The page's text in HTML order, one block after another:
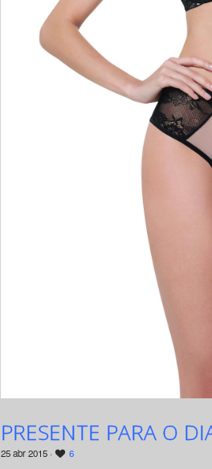
PRESENTE PARA O
25 abr 2015 · 6